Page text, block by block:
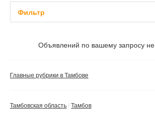
Фильтр
Не важно
Частные
Объявлений по вашему запросу
Главные рубрики в Тамбове
Тамбовская область Тамбов